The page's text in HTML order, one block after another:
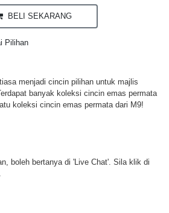
BELI SEKARANG
Pilihan
menjadi cincin pilihan untuk majlis
banyak koleksi cincin emas permata
koleksi cincin emas permata dari M9!
boleh bertanya di 'Live Chat'. Sila klik di